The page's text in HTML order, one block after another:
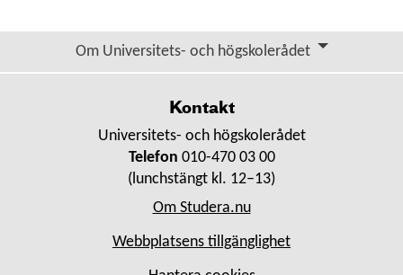
Om Universitets- och högskolerådet
Kontakt
Universitets- och högskolerådet
Telefon 010-470 03 00
(lunchstängt kl. 12–13)
Om Studera.nu
Webbplatsens tillgänglighet